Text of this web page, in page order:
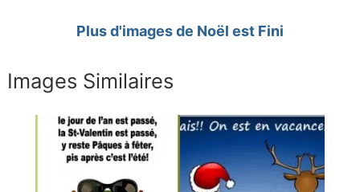
Plus d'images de Noël est Fini
Images Similaires